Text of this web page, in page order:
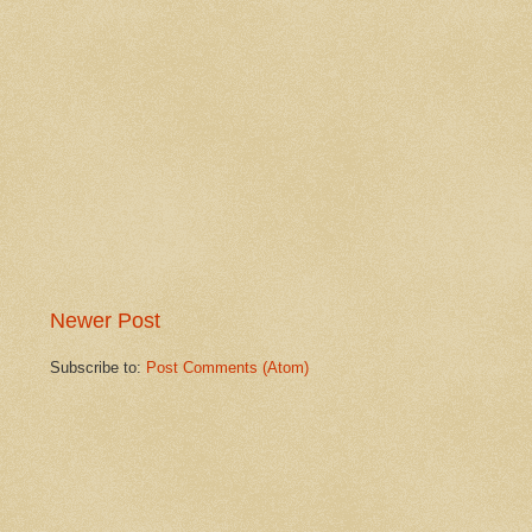
Newer Post
Subscribe to: Post Comments (Atom)